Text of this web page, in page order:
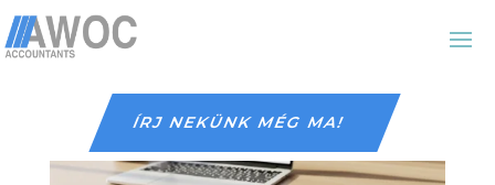
ÍRJ NEKÜNK MÉG MA!